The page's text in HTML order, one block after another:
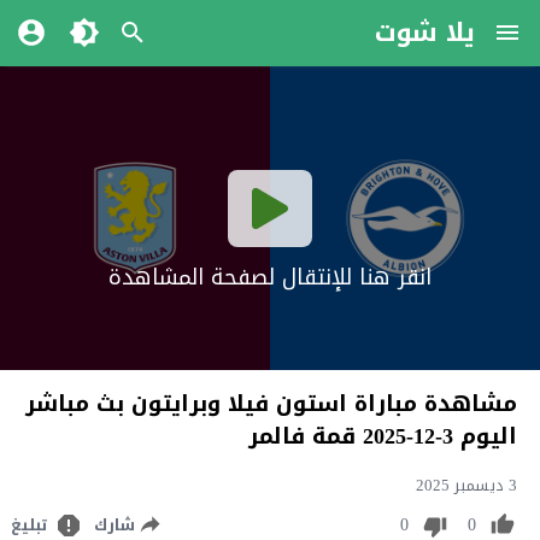
يلا شوت
انقر هنا للإنتقال لصفحة المشاهدة
مشاهدة مباراة استون فيلا وبرايتون بث مباشر
اليوم 3-12-2025 قمة فالمر
3 ديسمبر 2025
0
0 شارك تبليغ